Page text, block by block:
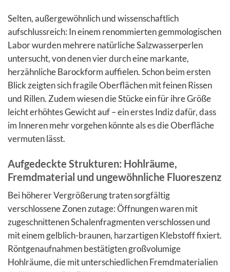
Selten, außergewöhnlich und wissenschaftlich
aufschlussreich: In einem renommierten gemmologischen
Labor wurden mehrere natürliche Salzwasserperlen
untersucht, von denen vier durch eine markante,
herzähnliche Barockform auffielen. Schon beim ersten
Blick zeigten sich fragile Oberflächen mit feinen Rissen
und Rillen. Zudem wiesen die Stücke ein für ihre Größe
leicht erhöhtes Gewicht auf – ein erstes Indiz dafür, dass
im Inneren mehr vorgehen könnte als es die Oberfläche
vermuten lässt.
Aufgedeckte Strukturen: Hohlräume,
Fremdmaterial und ungewöhnliche Fluoreszenz
Bei höherer Vergrößerung traten sorgfältig
verschlossene Zonen zutage: Öffnungen waren mit
zugeschnittenen Schalenfragmenten verschlossen und
mit einem gelblich-braunen, harzartigen Klebstoff fixiert.
Röntgenaufnahmen bestätigten großvolumige
Hohlräume, die mit unterschiedlichen Fremdmaterialien